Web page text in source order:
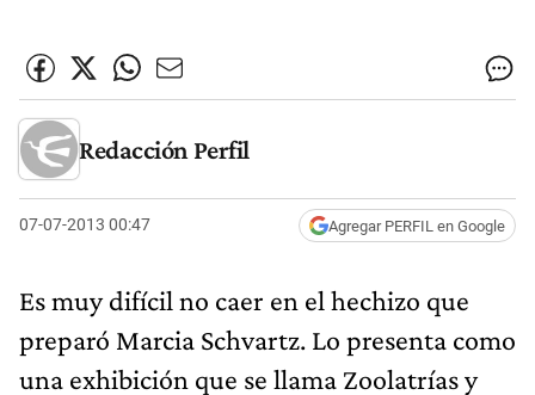
Redacción Perfil
07-07-2013 00:47 Agregar PERFIL en Google
Es muy difícil no caer en el hechizo que
preparó Marcia Schvartz. Lo presenta como
una exhibición que se llama Zoolatrías y